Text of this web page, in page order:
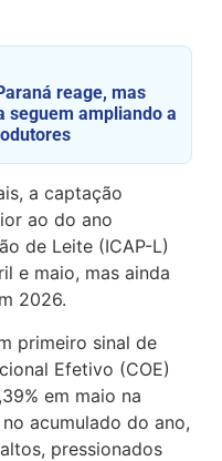
reage, mas
seguem ampliando a
a captação
ao do ano
de Leite (ICAP-L)
e maio, mas ainda
2026.
primeiro sinal de
Efetivo (COE)
em maio na
acumulado do ano,
pressionados